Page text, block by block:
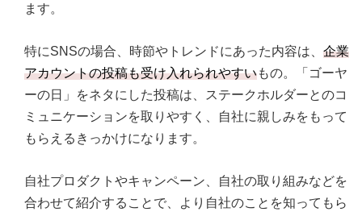
ます。
特にSNSの場合、時節やトレンドにあった内容は、 企業
アカウントの投稿も受け入れられやすいもの。「ゴーヤ
ーの日」をネタにした投稿は、ステークホルダーとのコ
ミュニケーションを取りやすく、自社に親しみをもって
もらえるきっかけになります。
自社プロダクトやキャンペーン、自社の取り組みなどを
合わせて紹介することで、より自社のことを知ってもら